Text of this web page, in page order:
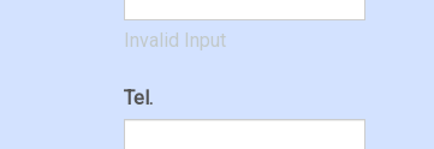
Invalid Input
Tel.